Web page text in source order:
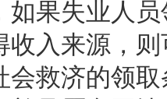
果失业人员
收入来源，
会救济的领